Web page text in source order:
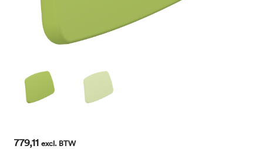
779,11 excl. BTW